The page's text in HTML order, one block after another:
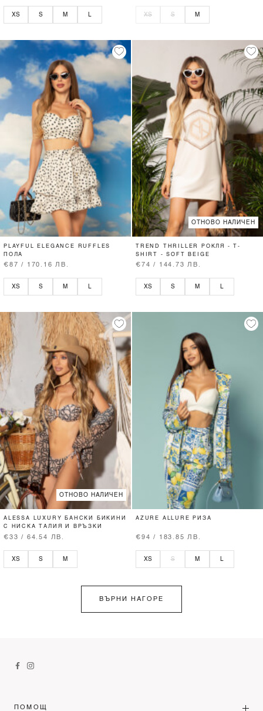
XS S M XS S M
PLAYFUL ELEGANCE RUFFLES
ПОЛА
€87 / 170.16 ЛВ.
XS S M L
ОТНОВО НАЛИЧЕН
TREND THRILLER РОКЛЯ - T-
SHIRT - SOFT BEIGE
€74 / 144.73 ЛВ.
XS S M L
ОТНОВО НАЛИЧЕН
ALESSA LUXURY БАНСКИ БИКИНИ
С НИСКА ТАЛИЯ И ВРЪЗКИ
€33 / 64.54 ЛВ.
XS S M
AZURE ALLURE РИЗА
€94 / 183.85 ЛВ.
XS S M
ВЪРНИ НАГОРЕ
ПОМОЩ